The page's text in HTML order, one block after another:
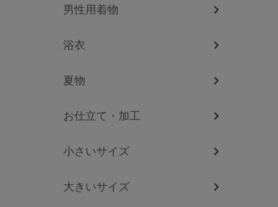
男性用着物
浴衣
夏物
お仕立て・加工
小さいサイズ
大きいサイズ